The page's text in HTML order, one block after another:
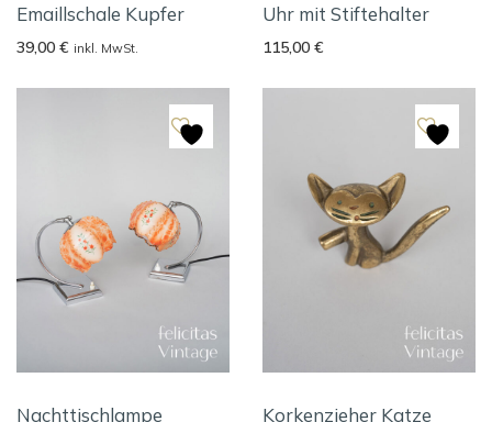
Emaillschale Kupfer
39,00 € inkl. MwSt.
Uhr mit Stiftehalter
115,00 €
Nachttischlampe
Korkenzieher Katze